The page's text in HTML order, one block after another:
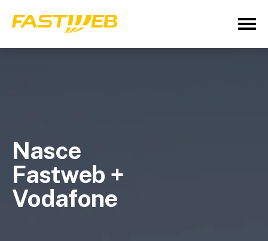
Nasce
Fastweb +
Vodafone